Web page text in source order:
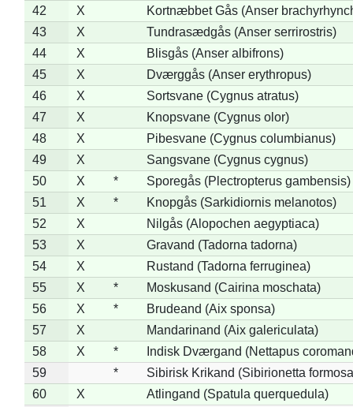
42
X
Kortnæbbet Gås (Anser
43
X
Tundrasædgås (Anser serrirostris)
44
X
Blisgås (Anser albifrons)
45
X
Dværggås (Anser erythropus)
46
X
Sortsvane (Cygnus atratus)
47
X
Knopsvane (Cygnus olor)
48
X
Pibesvane (Cygnus columbianus)
49
X
Sangsvane (Cygnus cygnus)
50
X *
Sporegås (Plectropterus gambensis)
51
X *
Knopgås (Sarkidiornis melanotos)
52
X
Nilgås (Alopochen aegyptiaca)
53
X
Gravand (Tadorna tadorna)
54
X
Rustand (Tadorna ferruginea)
55
X *
Moskusand (Cairina moschata)
56
X *
Brudeand (Aix sponsa)
57
X
Mandarinand (Aix galericulata)
58
X *
Indisk Dværgand (Nettapus
59
*
Sibirisk Krikand (Sibirionetta
60
X
Atlingand (Spatula querquedula)